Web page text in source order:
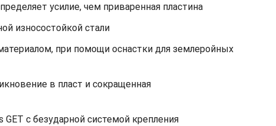
усилие, чем приваренная пластина
износостойкой стали
при помощи оснастки для землеройных
в пласт и сокращенная
с безударной системой крепления